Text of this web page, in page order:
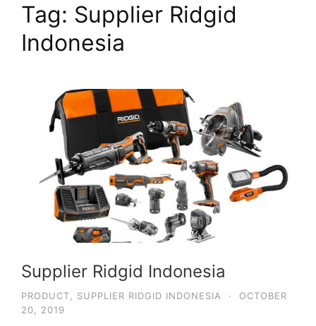
Tag: Supplier Ridgid
Indonesia
Supplier Ridgid Indonesia
PRODUCT SUPPLIER RIDGID INDONESIA ·
OCTOBER
20, 2019